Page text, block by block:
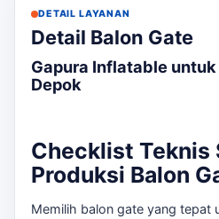
DETAIL LAYANAN
Detail Balon Gate
Gapura Inflatable
Depok
Checklist Teknis
Produksi Balon
Memilih balon gate yang tepat